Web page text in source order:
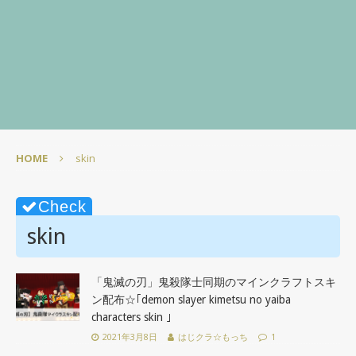
HOME skin
skin
「鬼滅の刃」鬼殺隊士同期のマインクラフトスキ
ン配布☆｢demon slayer kimetsu no yaiba
characters skin ｣
2021年3月8日 はじクラ☆もっち 1